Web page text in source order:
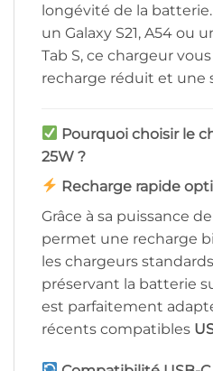
longévité de la
un Galaxy S21, A54 ou
Tab S, ce chargeur
recharge réduit et une
Pourquoi choisir le
25W ?
Recharge rapide
Grâce à sa puissance
permet une recharge
les chargeurs
préservant la batterie
est parfaitement
récents compatibles